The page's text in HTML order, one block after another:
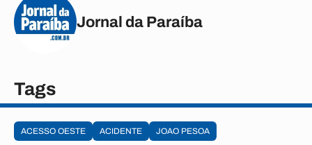
Jornal da Paraíba
Tags
ACESSO OESTE ACIDENTE JOAO PESOA